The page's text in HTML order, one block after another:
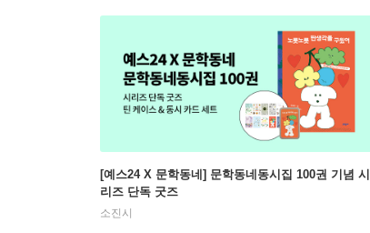
[예스24 X 문학동네] 문학동네동시집 100권 기념 시
리즈 단독 굿즈
소진시